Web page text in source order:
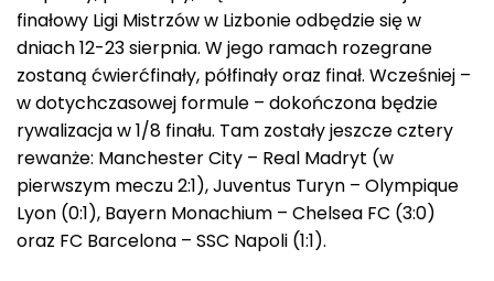
finałowy Ligi Mistrzów w Lizbonie odbędzie się w
dniach 12-23 sierpnia. W jego ramach rozegrane
zostaną ćwierćfinały, półfinały oraz finał. Wcześniej –
w dotychczasowej formule – dokończona będzie
rywalizacja w 1/8 finału. Tam zostały jeszcze cztery
rewanże: Manchester City – Real Madryt (w
pierwszym meczu 2:1), Juventus Turyn – Olympique
Lyon (0:1), Bayern Monachium – Chelsea FC (3:0)
oraz FC Barcelona – SSC Napoli (1:1).